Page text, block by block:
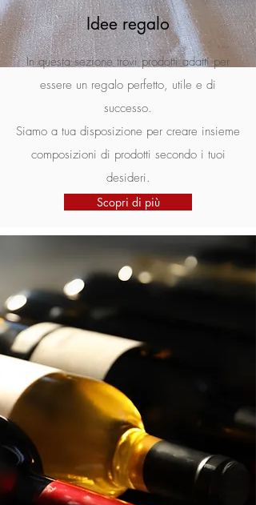
Idee regalo
In questa sezione trovi prodotti adatti per
essere un regalo perfetto, utile e di
successo.
Siamo a tua disposizione per creare insieme
composizioni di prodotti secondo i tuoi
desideri.
Scopri di più